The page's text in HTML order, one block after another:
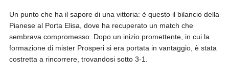
Un punto che ha il sapore di una vittoria: è questo il bilancio della
Pianese al Porta Elisa, dove ha recuperato un match che
sembrava compromesso. Dopo un inizio promettente, in cui la
formazione di mister Prosperi si era portata in vantaggio, è stata
costretta a rincorrere, trovandosi sotto 3-1.